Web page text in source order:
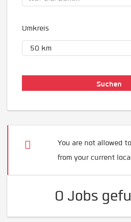
Umkreis
You are not allowed
from your current
0 Jobs